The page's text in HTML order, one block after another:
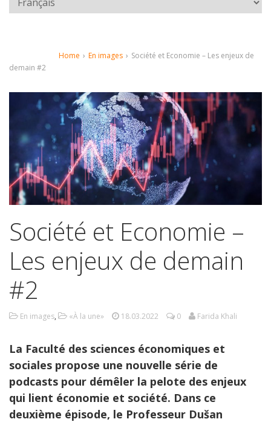
Home › En images › Société et Economie – Les enjeux de
demain #2
Société et Economie –
Les enjeux de demain
#2
En images, «À la une» 18.03.2022 0 Farida Khali
La Faculté des sciences économiques et
sociales propose une nouvelle série de
podcasts pour démêler la pelote des enjeux
qui lient économie et société. Dans ce
deuxième épisode, le Professeur Dušan